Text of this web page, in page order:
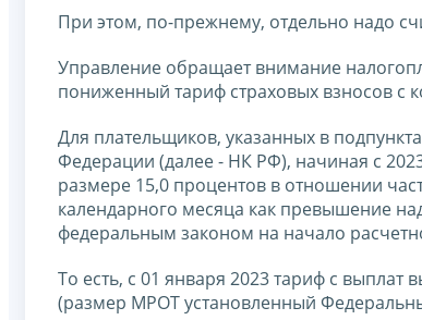
При этом, по-прежнему, отдельно надо
Управление обращает внимание
пониженный тариф страховых взносов с
Для плательщиков, указанных в
Федерации (далее - НК РФ), начиная с
размере 15,0 процентов в отношении
календарного месяца как превышение
федеральным законом на начало
То есть, с 01 января 2023 тариф с
(размер МРОТ установленный